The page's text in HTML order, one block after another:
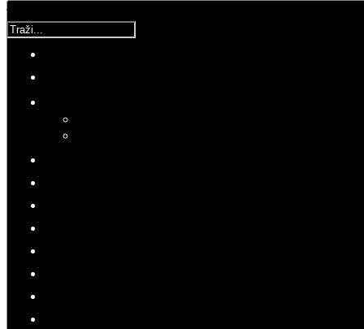
Traži...
Molimo ocijenite
PRESS
UCM
Ako komu u Srbiji neke stvari oko
četnika nisu jasne neka prošeće